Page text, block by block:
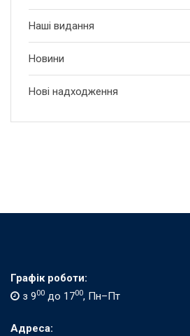
Наші видання
Новини
Нові надходження
Графік роботи:
з 900 до 1700, Пн–Пт
Адреса: